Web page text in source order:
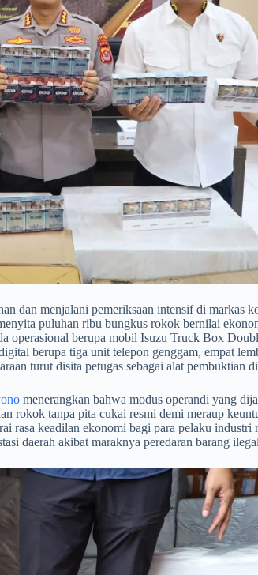
dan menjalani pemeriksaan intensif di markas
puluhan ribu bungkus rokok bernilai
operasional berupa mobil Isuzu Truck Box
berupa tiga unit telepon genggam, empat
turut disita petugas sebagai alat pembuktian
menerangkan bahwa modus operandi yang
rokok tanpa pita cukai resmi demi meraup
rasa keadilan ekonomi bagi para pelaku industri
daerah akibat maraknya peredaran barang